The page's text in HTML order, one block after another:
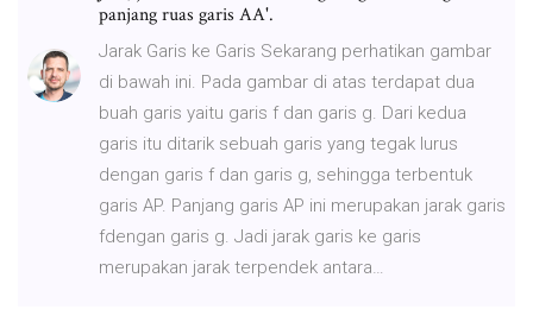
panjang ruas garis AA'.
Jarak Garis ke Garis Sekarang perhatikan gambar
di bawah ini. Pada gambar di atas terdapat dua
buah garis yaitu garis f dan garis g. Dari kedua
garis itu ditarik sebuah garis yang tegak lurus
dengan garis f dan garis g, sehingga terbentuk
garis AP. Panjang garis AP ini merupakan jarak garis
fdengan garis g. Jadi jarak garis ke garis
merupakan jarak terpendek antara…